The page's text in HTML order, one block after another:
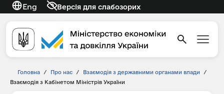
Eng Версія для слабозорих
Головна / Про нас / Взаємодія з державними органами влади
/
Взаємодія з Кабінетом Міністрів України